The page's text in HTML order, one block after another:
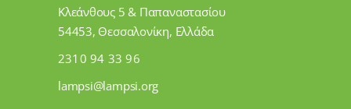
Κλεάνθους 5 & Παπαναστασίου
54453, Θεσσαλονίκη, Ελλάδα
2310 94 33 96
lampsi@lampsi.org